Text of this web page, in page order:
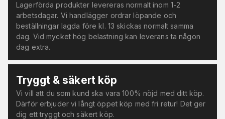
Lagerförda produkter levereras normalt inom 1-2
arbetsdagar. Vi handlägger ordrar löpande och
beställningar lagda före kl. 13 skickas normalt samma
dag. Vid mycket hög belastning kan leverans ta någon
dag extra.
Tryggt & säkert köp
Vi vill att du som kund ska vara 100% nöjd med ditt köp.
Därför erbjuder vi långt öppet köp med fri retur! Det ger
dig ett tryggt och säkert köp.